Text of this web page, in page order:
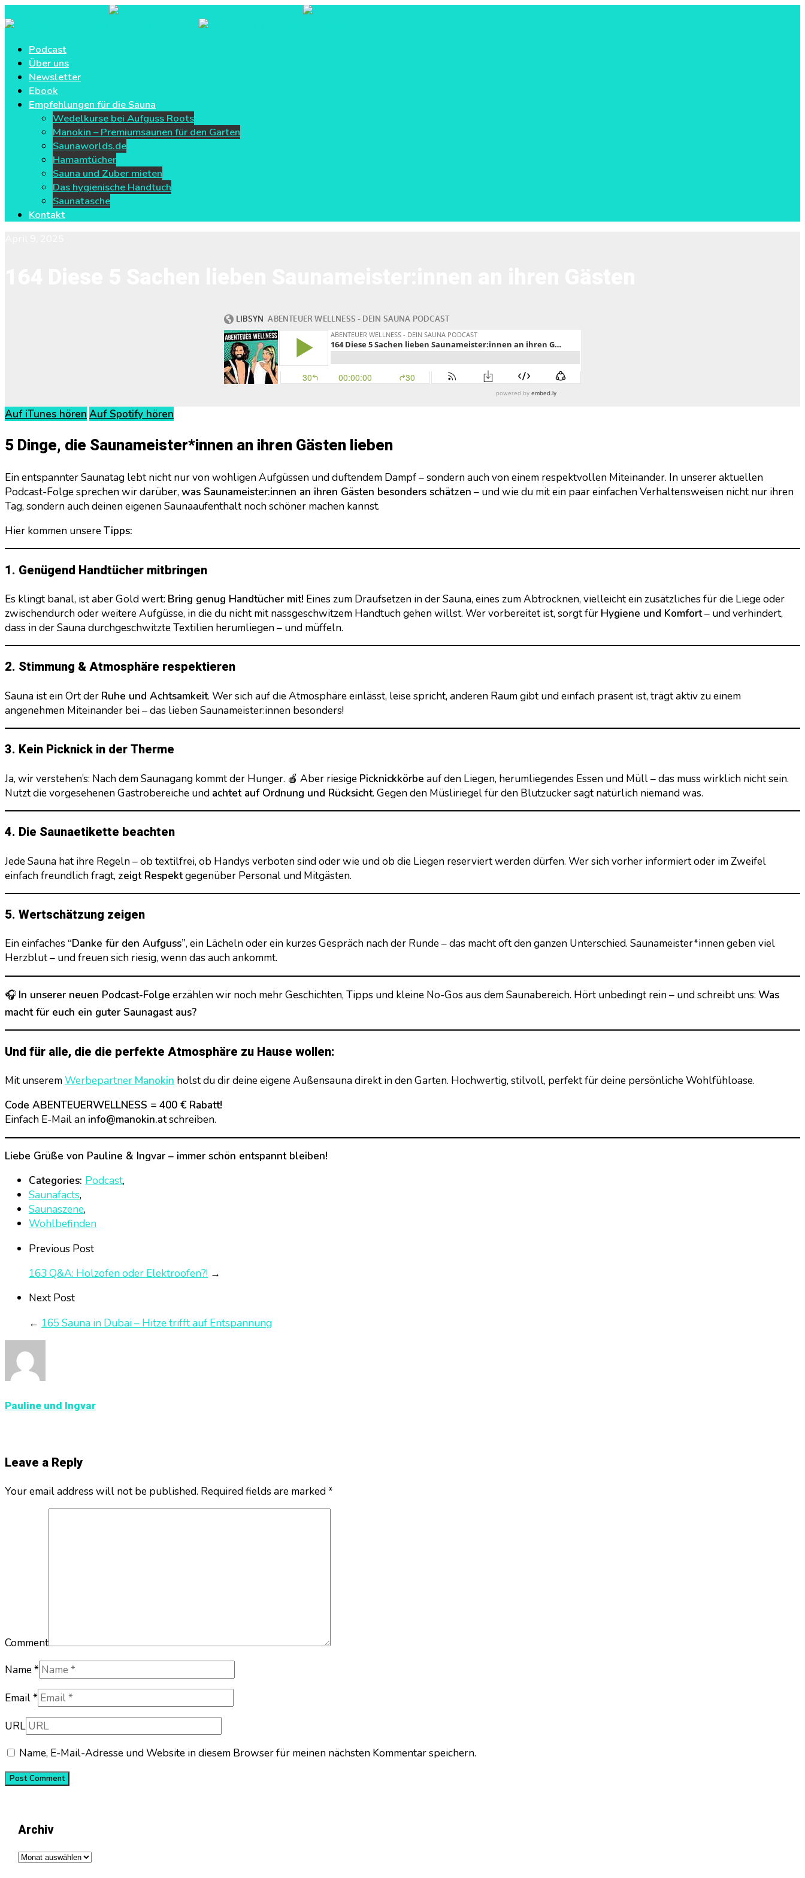
Podcast
Über uns
Newsletter
Ebook
Empfehlungen für die Sauna
Wedelkurse bei Aufguss Roots
Manokin – Premiumsaunen für den Garten
Saunaworlds.de
Hamamtücher
Sauna und Zuber mieten
Das hygienische Handtuch
Saunatasche
Kontakt
Auf iTunes hören Auf Spotify hören
5 Dinge, die Saunameister*innen an ihren Gästen lieben
Ein entspannter Saunatag lebt nicht nur von wohligen Aufgüssen und duftendem Dampf – sondern auch von einem respektvollen Miteinander. In unserer aktuellen
Podcast-Folge sprechen wir darüber,was Saunameister:innen an ihren Gästen besonders schätzen – und wie du mit ein paar einfachen Verhaltensweisen nicht nur ihren
Tag, sondern auch deinen eigenen Saunaaufenthalt noch schöner machen kannst.
Hier kommen unsereTipps:
1. Genügend Handtücher mitbringen
Es klingt banal, ist aber Gold wert: Bring genug Handtücher mit! Eines zum Draufsetzen in der Sauna, eines zum Abtrocknen, vielleicht ein zusätzliches für die Liege oder
zwischendurch oder weitere Aufgüsse, in die du nicht mit nassgeschwitzem Handtuch gehen willst. Wer vorbereitet ist, sorgt für Hygiene und Komfort– und verhindert,
dass in der Sauna durchgeschwitzte Textilien herumliegen – und müffeln.
2. Stimmung & Atmosphäre respektieren
Sauna ist ein Ort der Ruhe und Achtsamkeit. Wer sich auf die Atmosphäre einlässt, leise spricht, anderen Raum gibt und einfach präsent ist, trägt aktiv zu einem
angenehmen Miteinander bei – das lieben Saunameister:innen besonders!
3. Kein Picknick in der Therme
Ja, wir verstehen’s: Nach dem Saunagang kommt der Hunger. 🍎 Aber riesige Picknickkörbe auf den Liegen, herumliegendes Essen und Müll – das muss wirklich nicht sein.
Nutzt die vorgesehenen Gastrobereiche und achtet auf Ordnung und Rücksicht. Gegen den Müsliriegel für den Blutzucker sagt natürlich niemand was.
4. Die Saunaetikette beachten
Jede Sauna hat ihre Regeln – ob textilfrei, ob Handys verboten sind oder wie und ob die Liegen reserviert werden dürfen. Wer sich vorher informiert oder im Zweifel
einfach freundlich fragt, zeigt Respektgegenüber Personal und Mitgästen.
5. Wertschätzung zeigen
Ein einfaches “Danke für den Aufguss”, ein Lächeln oder ein kurzes Gespräch nach der Runde – das macht oft den ganzen Unterschied. Saunameister*innen geben viel
Herzblut – und freuen sich riesig, wenn das auch ankommt.
🎧 In unserer neuen Podcast-Folge erzählen wir noch mehr Geschichten, Tipps und kleine No-Gos aus dem Saunabereich. Hört unbedingt rein – und schreibt uns: Was
macht für euch ein guter Saunagast aus?
Und für alle, die die perfekte Atmosphäre zu Hause wollen:
Mit unseremWerbepartner Manokin holst du dir deine eigene Außensauna direkt in den Garten. Hochwertig, stilvoll, perfekt für deine persönliche Wohlfühloase.
Code ABENTEUERWELLNESS = 400 € Rabatt!
Einfach E-Mail an info@manokin.atschreiben.
Liebe Grüße von Pauline & Ingvar – immer schön entspannt bleiben!
Categories: Podcast,
Saunafacts,
Saunaszene,
Wohlbefinden
Previous Post
163 Q&A: Holzofen oder Elektroofen?! →
Next Post
← 165 Sauna in Dubai – Hitze trifft auf Entspannung
Pauline und Ingvar
Leave a Reply
Your email address will not be published. Required fields are marked*
Comment
Name *
Email *
URL
Name, E-Mail-Adresse und Website in diesem Browser für meinen nächsten Kommentar speichern.
Archiv
Archiv